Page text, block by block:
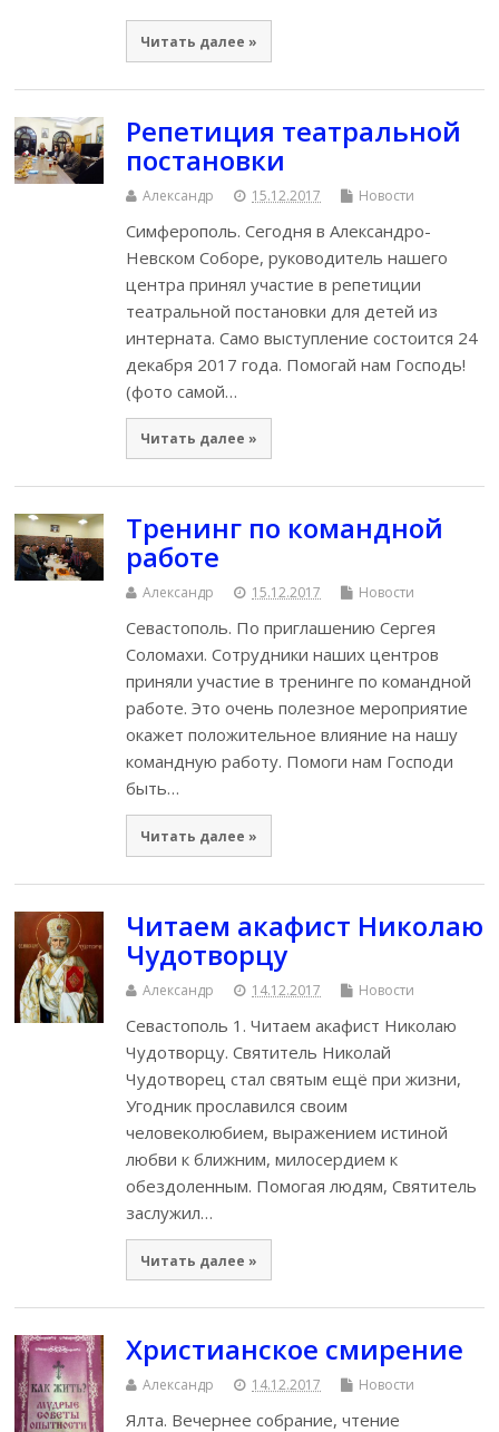
Читать далее »
Репетиция театральной
постановки
Александр 15.12.2017 Новости
Симферополь. Сегодня в Александро-
Невском Соборе, руководитель нашего
центра принял участие в репетиции
театральной постановки для детей из
интерната. Само выступление состоится 24
декабря 2017 года. Помогай нам Господь!
(фото самой…
Читать далее »
Тренинг по командной
работе
Александр 15.12.2017 Новости
Севастополь. По приглашению Сергея
Соломахи. Сотрудники наших центров
приняли участие в тренинге по командной
работе. Это очень полезное мероприятие
окажет положительное влияние на нашу
командную работу. Помоги нам Господи
быть…
Читать далее »
Читаем акафист Николаю
Чудотворцу
Александр 14.12.2017 Новости
Севастополь 1. Читаем акафист Николаю
Чудотворцу. Святитель Николай
Чудотворец стал святым ещё при жизни,
Угодник прославился своим
человеколюбием, выражением истиной
любви к ближним, милосердием к
обездоленным. Помогая людям, Святитель
заслужил…
Читать далее »
Христианское смирение
Александр 14.12.2017 Новости
Ялта. Вечернее собрание, чтение